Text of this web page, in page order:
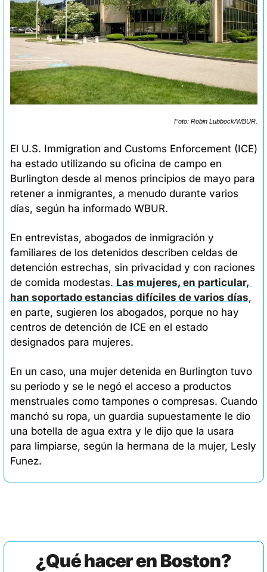
Foto: Robin Lubbock/WBUR.
El U.S. Immigration and Customs Enforcement (ICE)
ha estado utilizando su oficina de campo en
Burlington desde al menos principios de mayo para
retener a inmigrantes, a menudo durante varios
días, según ha informado WBUR.
En entrevistas, abogados de inmigración y
familiares de los detenidos describen celdas de
detención estrechas, sin privacidad y con raciones
de comida modestas. Las mujeres, en particular,
han soportado estancias difíciles de varios días,
en parte, sugieren los abogados, porque no hay
centros de detención de ICE en el estado
designados para mujeres.
En un caso, una mujer detenida en Burlington tuvo
su periodo y se le negó el acceso a productos
menstruales como tampones o compresas. Cuando
manchó su ropa, un guardia supuestamente le dio
una botella de agua extra y le dijo que la usara
para limpiarse, según la hermana de la mujer, Lesly
Funez.
¿Qué hacer en Boston?